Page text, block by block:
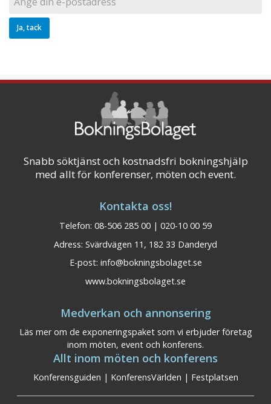
Snabb söktjänst och kostnadsfri bokningshjälp
med allt för konferenser, möten och event.
Kontakta oss!
Telefon: 08-506 285 00 | 020-10 00 59
Adress: Svärdvägen 11, 182 33 Danderyd
E-post: info@bokningsbolaget.se
www.bokningsbolaget.se
Medverkan och annonsering
Läs mer om de exponeringspaket som vi erbjuder företag
inom möten, event och konferens.
Allt inom möten och konferens
Konferensguiden | KonferensVärlden | Festplatsen